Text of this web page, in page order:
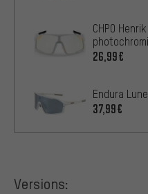
CHPO
26,99€
Endura
37,99€
Versions: